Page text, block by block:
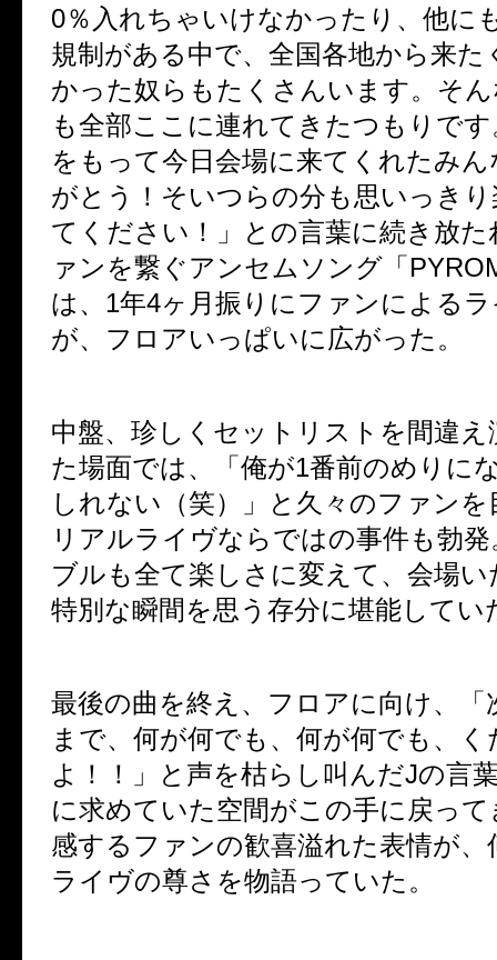
0％入れちゃいけなかったり、他に
規制がある中で、全国各地から来た
かった奴らもたくさんいます。そ
も全部ここに連れてきたつもりで
をもって今日会場に来てくれたみ
がとう！そいつらの分も思いっき
てください！」との言葉に続き放
ァンを繋ぐアンセムソング「
は、1年4ヶ月振りにファンによる
が、フロアいっぱいに広がった。
中盤、珍しくセットリストを間違え
た場面では、「俺が1番前のめりに
しれない（笑）」と久々のファン
リアルライヴならではの事件も勃
ブルも全て楽しさに変えて、会場
特別な瞬間を思う存分に堪能してい
最後の曲を終え、フロアに向け、「
まで、何が何でも、何が何でも、
よ！！」と声を枯らし叫んだJの言
に求めていた空間がこの手に戻っ
感するファンの歓喜溢れた表情が
ライヴの尊さを物語っていた。